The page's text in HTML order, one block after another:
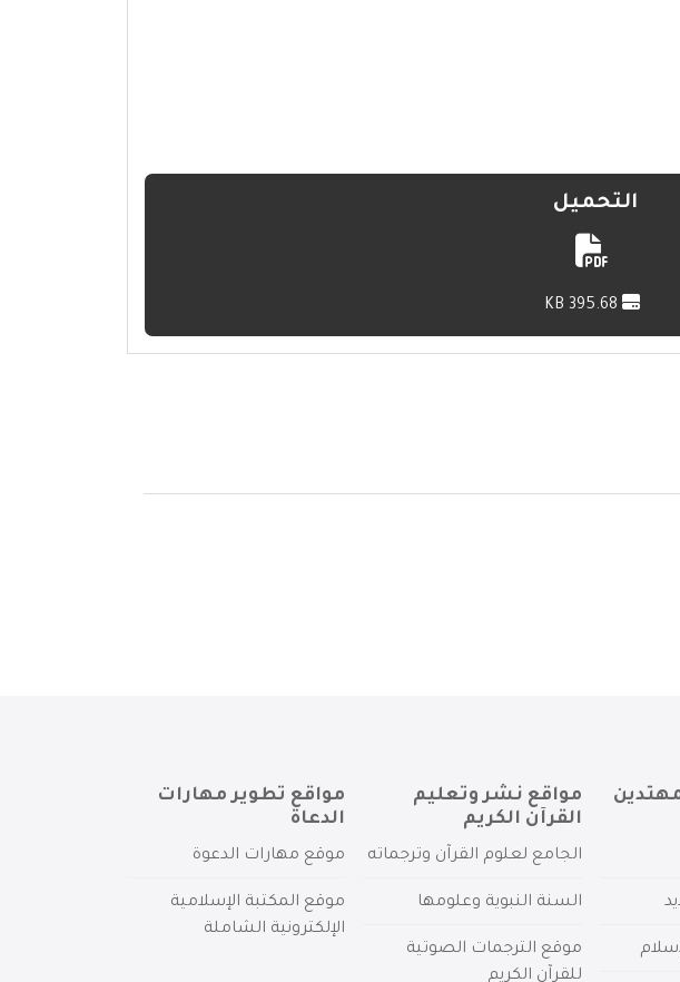
التحميل
مواقع نشر وتعليم
القرآن الكريم
الجامع لعلوم القرآن وترجماته
السنة النبوية وعلومها
موقع الترجمات الصوتية
للقرآن الكريم
مواقع تطوير مهارات
الدعاة
موقع مهارات الدعوة
موقع المكتبة الإسلامية
الإلكترونية الشاملة